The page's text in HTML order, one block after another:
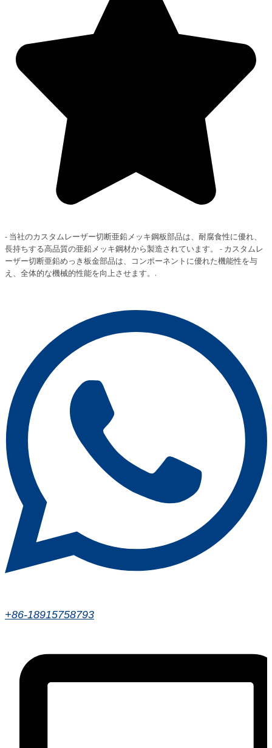
- 当社のカスタムレーザー切断亜鉛メッキ鋼板部品は、耐腐食性に優れ、
長持ちする高品質の亜鉛メッキ鋼材から製造されています。 - カスタムレ
ーザー切断亜鉛めっき板金部品は、コンポーネントに優れた機能性を与
え、全体的な機械的性能を向上させます。.
+86-18915758793